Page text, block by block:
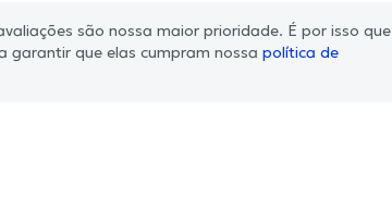
são nossa maior prioridade. É por isso que
garantir que elas cumpram nossa política de